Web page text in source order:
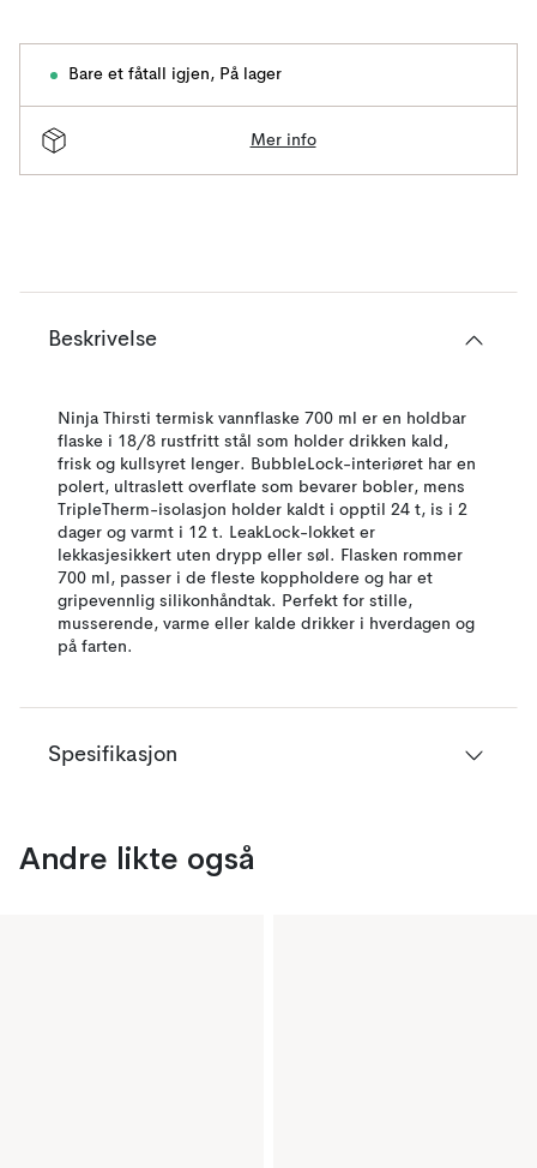
Bare et fåtall igjen, På lager
Mer info
Beskrivelse
Ninja Thirsti termisk vannflaske 700 ml er en holdbar
flaske i 18/8 rustfritt stål som holder drikken kald,
frisk og kullsyret lenger. BubbleLock-interiøret har en
polert, ultraslett overflate som bevarer bobler, mens
TripleTherm-isolasjon holder kaldt i opptil 24 t, is i 2
dager og varmt i 12 t. LeakLock-lokket er
lekkasjesikkert uten drypp eller søl. Flasken rommer
700 ml, passer i de fleste koppholdere og har et
gripevennlig silikonhåndtak. Perfekt for stille,
musserende, varme eller kalde drikker i hverdagen og
på farten.
Spesifikasjon
Andre likte også